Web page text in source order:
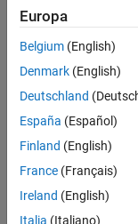
Argomenti
Generics are
Call .NET Generic
type safety.
Europa
Belgium (English)
Denmark (English)
Deutschland
España (Español)
Finland (English)
France (Français)
Ireland (English)
Italia (Italiano)